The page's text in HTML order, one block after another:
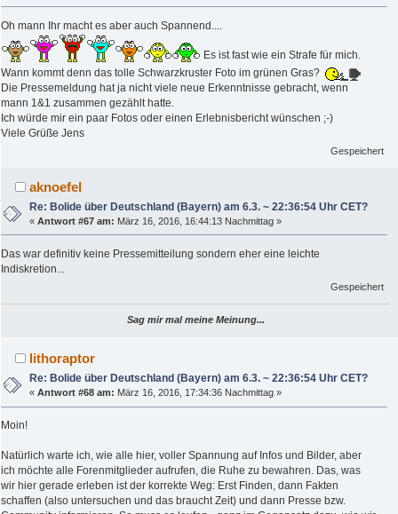
Oh mann Ihr macht es aber auch Spannend....
Es ist fast wie ein Strafe für mich.
Wann kommt denn das tolle Schwarzkruster Foto im grünen Gras?
Die Pressemeldung hat ja nicht viele neue Erkenntnisse gebracht, wenn
mann 1&1 zusammen gezählt hatte.
Ich würde mir ein paar Fotos oder einen Erlebnisbericht wünschen ;-)
Viele Grüße Jens
Gespeichert
aknoefel
Re: Bolide über Deutschland (Bayern) am 6.3. ~ 22:36:54 Uhr CET?
«Antwort #67 am: März 16, 2016, 16:44:13 Nachmittag »
Das war definitiv keine Pressemitteilung sondern eher eine leichte
Indiskretion...
Gespeichert
Sag mir mal meine Meinung...
lithoraptor
Re: Bolide über Deutschland (Bayern) am 6.3. ~ 22:36:54 Uhr CET?
«Antwort #68 am: März 16, 2016, 17:34:36 Nachmittag »
Moin!
Natürlich warte ich, wie alle hier, voller Spannung auf Infos und Bilder, aber
ich möchte alle Forenmitglieder aufrufen, die Ruhe zu bewahren. Das, was
wir hier gerade erleben ist der korrekte Weg: Erst Finden, dann Fakten
schaffen (also untersuchen und das braucht Zeit) und dann Presse bzw.